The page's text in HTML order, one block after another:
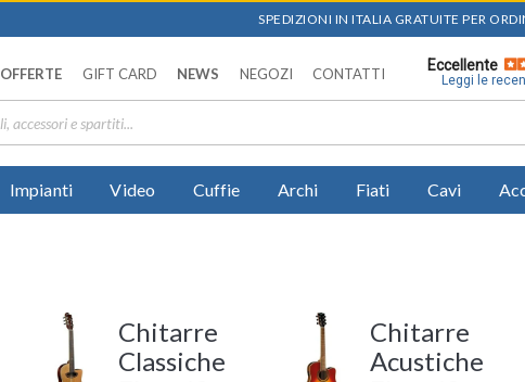
SPEDIZIONI IN ITALIA GRATUITE PER
OFFERTE GIFT CARD NEWS NEGOZI CONTATTI
Eccellente
Leggi le
Impianti Video Cuffie Archi Fiati Cavi
Chitarre
Classiche
Chitarre
Acustiche